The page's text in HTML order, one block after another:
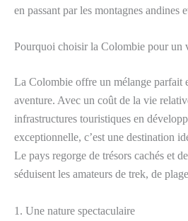
en passant par les montagnes andines
Pourquoi choisir la Colombie pour un
La Colombie offre un mélange parfait
aventure. Avec un coût de la vie
infrastructures touristiques en
exceptionnelle, c’est une destination
Le pays regorge de trésors cachés et
séduisent les amateurs de trek, de
1. Une nature spectaculaire